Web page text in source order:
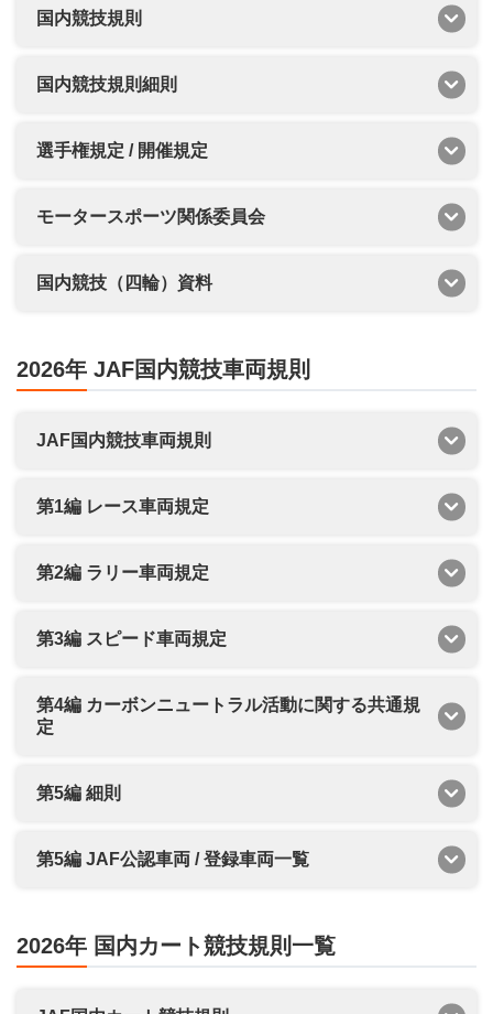
国内競技規則
国内競技規則細則
選手権規定 / 開催規定
モータースポーツ関係委員会
国内競技（四輪）資料
2026年 JAF国内競技車両規則
JAF国内競技車両規則
第1編 レース車両規定
第2編 ラリー車両規定
第3編 スピード車両規定
第4編 カーボンニュートラル活動に関する共通規
定
第5編 細則
第5編 JAF公認車両 / 登録車両一覧
2026年 国内カート競技規則一覧